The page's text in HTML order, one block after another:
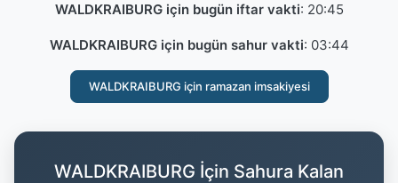
WALDKRAIBURG için bugün iftar vakti: 20:45
WALDKRAIBURG için bugün sahur vakti: 03:44
WALDKRAIBURG için ramazan imsakiyesi
WALDKRAIBURG İçin Sahura Kalan